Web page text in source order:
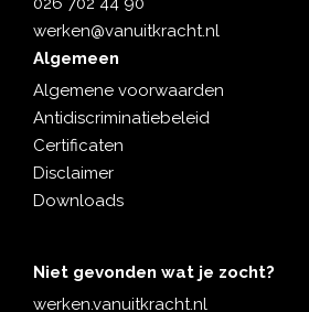
werken@vanuitkracht.nl
Algemeen
Algemene voorwaarden
Antidiscriminatiebeleid
Certificaten
Disclaimer
Downloads
Niet gevonden wat je zocht?
werken.vanuitkracht.nl